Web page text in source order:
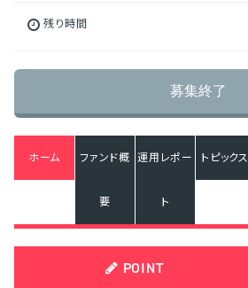
残り時間
募集終了
ホーム ファンド概
要
運用レポー
ト
トピックス
POINT